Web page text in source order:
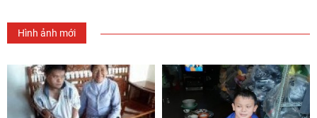
Hình ảnh mới